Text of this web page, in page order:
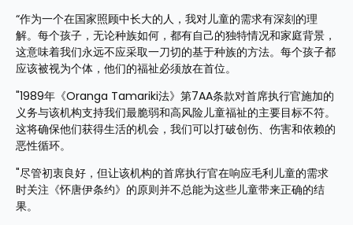
“作为一个在国家照顾中长大的人，我对儿童的需求有深刻的理
解。每个孩子，无论种族如何，都有自己的独特情况和家庭背景，
这意味着我们永远不应采取一刀切的基于种族的方法。每个孩子都
应该被视为个体，他们的福祉必须放在首位。
"1989年《Oranga Tamariki法》第7AA条款对首席执行官施加的
义务与该机构支持我们最脆弱和高风险儿童福祉的主要目标不符。
这将确保他们获得生活的机会，我们可以打破创伤、伤害和依赖的
恶性循环。
"尽管初衷良好，但让该机构的首席执行官在响应毛利儿童的需求
时关注《怀唐伊条约》的原则并不总能为这些儿童带来正确的结
果。